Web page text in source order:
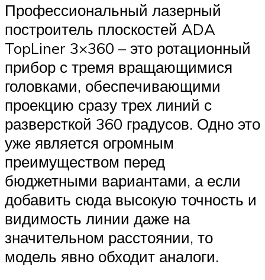
Профессиональный лазерный
построитель плоскостей ADA
TopLiner 3×360 – это ротационный
прибор с тремя вращающимися
головками, обеспечивающими
проекцию сразу трех линий с
разверсткой 360 градусов. Одно это
уже является огромным
преимуществом перед
бюджетными вариантами, а если
добавить сюда высокую точность и
видимость линии даже на
значительном расстоянии, то
модель явно обходит аналоги.